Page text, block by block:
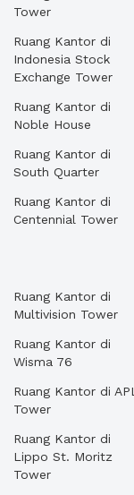
Tower
Ruang Kantor di
Indonesia Stock
Exchange Tower
Ruang Kantor di
Noble House
Ruang Kantor di
South Quarter
Ruang Kantor di
Centennial Tower
Ruang Kantor di
Multivision Tower
Ruang Kantor di
Wisma 76
Ruang Kantor di APL
Tower
Ruang Kantor di
Lippo St. Moritz
Tower